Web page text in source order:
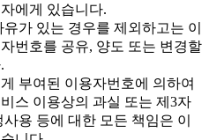
에게 있습니다.
가 있는 경우를 제외하고는 이
번호를 공유, 양도 또는 변경할
부여된 이용자번호에 의하여
스 이용상의 과실 또는 제3자
용 등에 대한 모든 책임은 이